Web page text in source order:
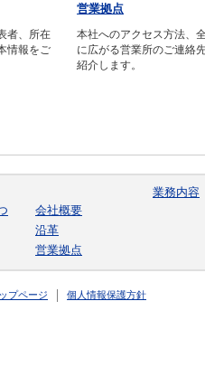
者、所在
情報をご
営業拠点
本社へのアクセス方法、
に広がる営業所のご連絡
紹介します。
会社概要
沿革
営業拠点
業務内容
プページ 個人情報保護方針